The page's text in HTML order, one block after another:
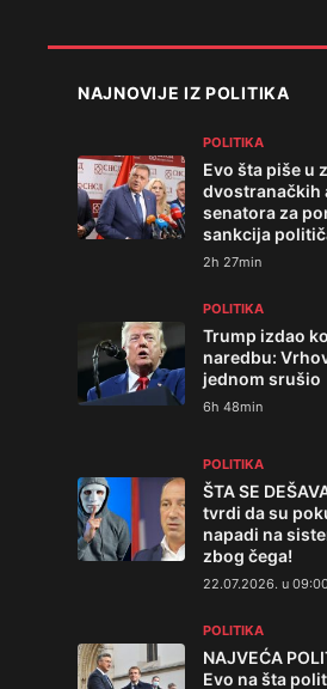
NAJNOVIJE IZ POLITIKA
POLITIKA
Evo šta piše u
dvostranačkih
senatora za
sankcija
2h 27min
POLITIKA
Trump izdao
naredbu:
jednom srušio
6h 48min
POLITIKA
ŠTA SE
tvrdi da su
napadi na
zbog čega!
22.07.2026. u
POLITIKA
NAJVEĆA
Evo na šta